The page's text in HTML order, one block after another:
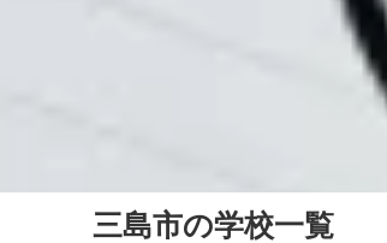
三島市の学校一覧